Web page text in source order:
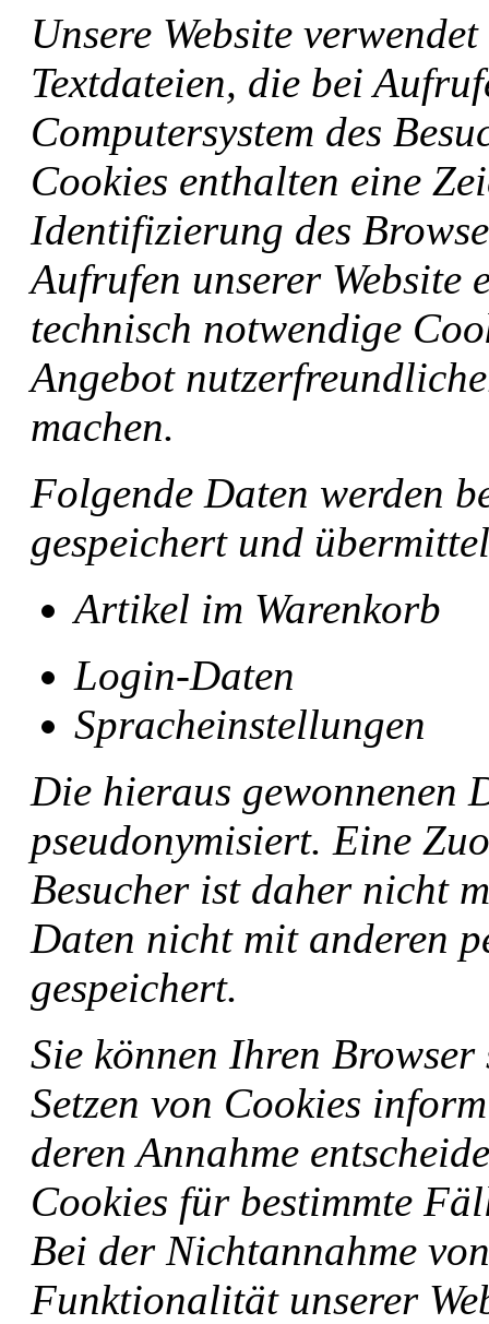
Unsere Website
Textdateien, die bei
Computersystem des
Cookies enthalten eine
Identifizierung des
Aufrufen unserer Website
technisch notwendige
Angebot
machen.
Folgende Daten werden
gespeichert und
Artikel im Warenkorb
Login-Daten
Spracheinstellungen
Die hieraus gewonnenen
pseudonymisiert. Eine
Besucher ist daher nicht
Daten nicht mit anderen
gespeichert.
Sie können Ihren
Setzen von Cookies
deren Annahme
Cookies für bestimmte
Bei der Nichtannahme
Funktionalität unserer